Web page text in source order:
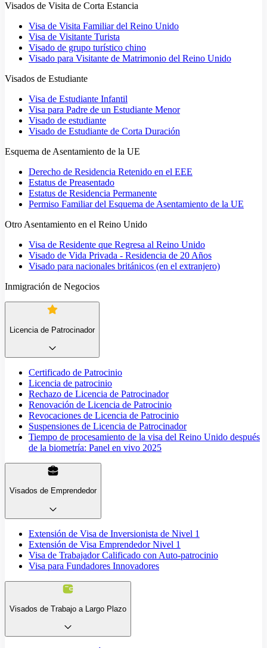
Visados de Visita de Corta Estancia
Visa de Visita Familiar del Reino Unido
Visa de Visitante Turista
Visado de grupo turístico chino
Visado para Visitante de Matrimonio del Reino Unido
Visados de Estudiante
Visa de Estudiante Infantil
Visa para Padre de un Estudiante Menor
Visado de estudiante
Visado de Estudiante de Corta Duración
Esquema de Asentamiento de la UE
Derecho de Residencia Retenido en el EEE
Estatus de Preasentado
Estatus de Residencia Permanente
Permiso Familiar del Esquema de Asentamiento de la UE
Otro Asentamiento en el Reino Unido
Visa de Residente que Regresa al Reino Unido
Visado de Vida Privada - Residencia de 20 Años
Visado para nacionales británicos (en el extranjero)
Inmigración de Negocios
Licencia de Patrocinador
Certificado de Patrocinio
Licencia de patrocinio
Rechazo de Licencia de Patrocinador
Renovación de Licencia de Patrocinio
Revocaciones de Licencia de Patrocinio
Suspensiones de Licencia de Patrocinador
Tiempo de procesamiento de la visa del Reino Unido después
de la biometría: Panel en vivo 2025
Visados de Emprendedor
Extensión de Visa de Inversionista de Nivel 1
Extensión de Visa Emprendedor Nivel 1
Visa de Trabajador Calificado con Auto-patrocinio
Visa para Fundadores Innovadores
Visados de Trabajo a Largo Plazo